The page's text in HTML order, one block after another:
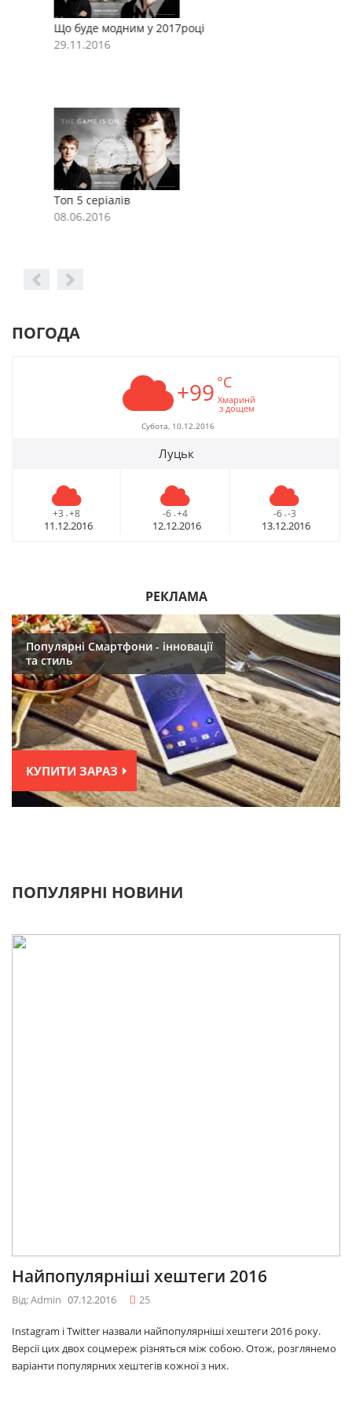
Що буде модним у 2017році
29.11.2016
Топ 5 серіалів
08.06.2016
ПОГОДА
+99 °C
Хмаринй
з дощем
Субота, 10.12.2016
Луцьк
+3 - +8
11.12.2016
-6 - +4
12.12.2016
-6 - -3
13.12.2016
РЕКЛАМА
Популярні Смартфони - інновації
та стиль
КУПИТИ ЗАРАЗ
ПОПУЛЯРНІ НОВИНИ
Найпопулярніші хештеги 2016
Від: Admin 07.12.2016 25
Instagram і Twitter назвали найпопулярніші хештеги 2016 року.
Версії цих двох соцмереж різняться між собою. Отож, розглянемо
варіанти популярних хештегів кожної з них.